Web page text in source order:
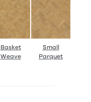
Basket
Weave
Small
Parquet